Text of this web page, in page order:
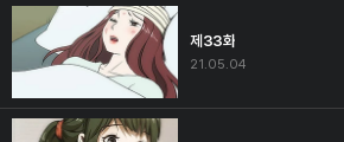
제33화
21.05.04